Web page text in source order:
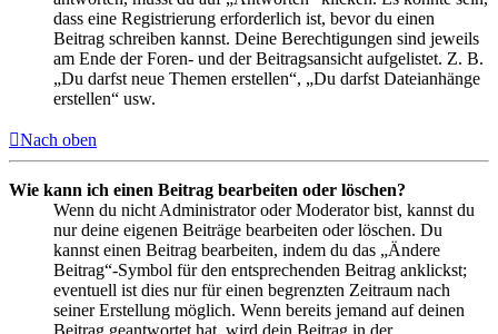
dass eine Registrierung erforderlich ist, bevor du einen
Beitrag schreiben kannst. Deine Berechtigungen sind jeweils
am Ende der Foren- und der Beitragsansicht aufgelistet. Z. B.
„Du darfst neue Themen erstellen“, „Du darfst Dateianhänge
erstellen“ usw.
Nach oben
Wie kann ich einen Beitrag bearbeiten oder löschen?
Wenn du nicht Administrator oder Moderator bist, kannst du
nur deine eigenen Beiträge bearbeiten oder löschen. Du
kannst einen Beitrag bearbeiten, indem du das „Ändere
Beitrag“-Symbol für den entsprechenden Beitrag anklickst;
eventuell ist dies nur für einen begrenzten Zeitraum nach
seiner Erstellung möglich. Wenn bereits jemand auf deinen
Beitrag geantwortet hat, wird dein Beitrag in der